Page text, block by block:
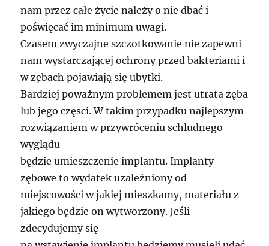
nam przez całe życie należy o nie dbać i
poświęcać im minimum uwagi.
Czasem zwyczajne szczotkowanie nie zapewni
nam wystarczającej ochrony przed bakteriami i
w zębach pojawiają się ubytki.
Bardziej poważnym problemem jest utrata zęba
lub jego częsci. W takim przypadku najlepszym
rozwiązaniem w przywróceniu schludnego
wyglądu
będzie umieszczenie implantu. Implanty
zębowe to wydatek uzależniony od
miejscowości w jakiej mieszkamy, materiału z
jakiego będzie on wytworzony. Jeśli
zdecydujemy się